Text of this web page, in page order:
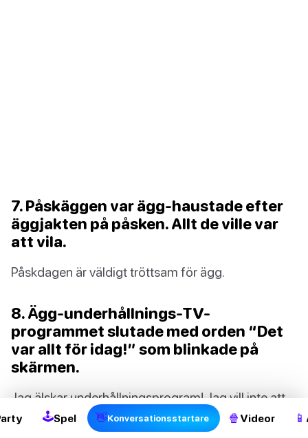
2
7. Påskäggen var ägg-haustade efter
äggjakten på påsken. Allt de ville var
att vila.
Påskdagen är väldigt tröttsam för ägg.
8. Ägg-underhållnings-TV-
programmet slutade med orden “Det
var allt för idag!” som blinkade på
skärmen.
Jag älskar underhållningsprogram! Jag vill inte att
de ska ta slut!
🕹Spel 👋Konversationsstartare 🍿 Videor 📱